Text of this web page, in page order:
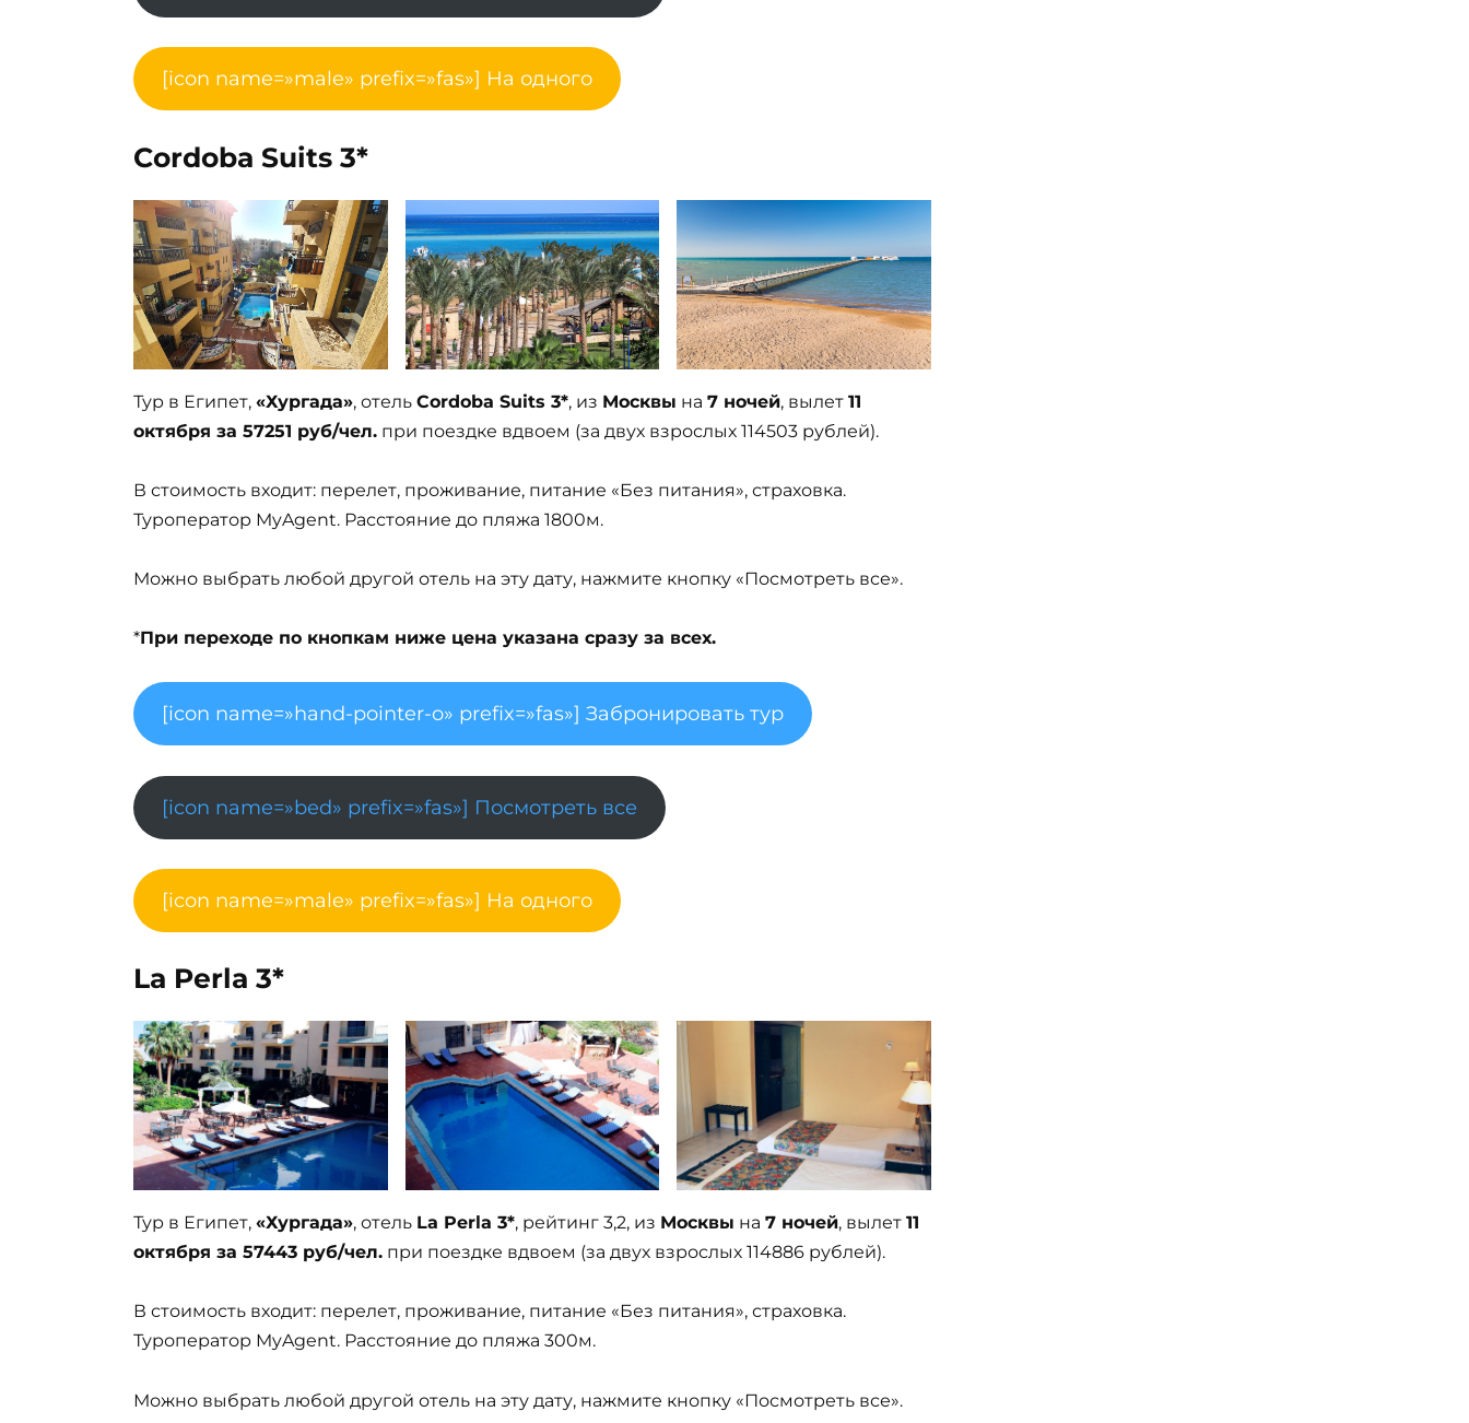
[icon name=»male» prefix=»fas»] На одного
Cordoba Suits 3*
Тур в Египет, «Хургада», отель Cordoba Suits 3*, из Москвы на 7 ночей, вылет 11
октября за 57251 руб/чел. при поездке вдвоем (за двух взрослых 114503 рублей).
В стоимость входит: перелет, проживание, питание «Без питания», страховка.
Туроператор MyAgent. Расстояние до пляжа 1800м.
Можно выбрать любой другой отель на эту дату, нажмите кнопку «Посмотреть все».
*При переходе по кнопкам ниже цена указана сразу за всех.
[icon name=»hand-pointer-o» prefix=»fas»] Забронировать тур
[icon name=»bed» prefix=»fas»] Посмотреть все
[icon name=»male» prefix=»fas»] На одного
La Perla 3*
Тур в Египет, «Хургада», отель La Perla 3*, рейтинг 3,2, из Москвы на 7 ночей, вылет 11
октября за 57443 руб/чел. при поездке вдвоем (за двух взрослых 114886 рублей).
В стоимость входит: перелет, проживание, питание «Без питания», страховка.
Туроператор MyAgent. Расстояние до пляжа 300м.
Можно выбрать любой другой отель на эту дату, нажмите кнопку «Посмотреть все».